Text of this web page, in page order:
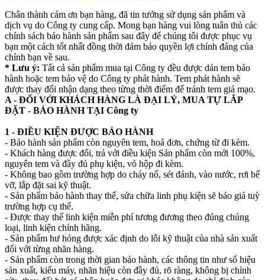
Chân thành cám ơn bạn hàng, đã tin tưởng sử dụng sản phẩm và
dịch vụ do Công ty cung cấp. Mong bạn hàng vui lòng tuân thủ các
chính sách bảo hành sản phẩm sau đây để chúng tôi được phục vụ
bạn một cách tốt nhất đồng thời đảm bảo quyền lợi chính đáng của
chính bạn về sau.
* Lưu ý: Tất cả sản phẩm mua tại Công ty đều được dán tem bảo
hành hoặc tem bảo vệ do Công ty phát hành. Tem phát hành sẽ
được thay đổi nhận dạng theo từng thời điểm để tránh tem giả mạo.
A - ĐỐI VỚI KHÁCH HÀNG LÀ ĐẠI LÝ, MUA TỰ LẮP
ĐẶT - BẢO HÀNH TẠI Công ty
1 - ĐIỀU KIỆN ĐƯỢC BẢO HÀNH
- Bảo hành sản phẩm còn nguyên tem, hoá đơn, chứng từ đi kèm.
- Khách hàng được đổi, trả với điều kiện Sản phẩm còn mới 100%,
nguyên tem và đầy đủ phụ kiện, vỏ hộp đi kèm.
- Không bao gồm trường hợp do cháy nổ, sét đánh, vào nước, rơi bể
vỡ, lắp đặt sai kỹ thuật.
- Sản phẩm bảo hành thay thế, sửa chữa linh phụ kiện sẽ báo giá tuỳ
trường hợp cụ thể.
- Được thay thế linh kiện miễn phí tương đương theo đúng chủng
loại, linh kiện chính hãng.
- Sản phẩm hư hỏng được xác định do lỗi kỹ thuật của nhà sản xuất
đối với từng nhãn hàng.
- Sản phẩm còn trong thời gian bảo hành, các thông tin như số hiệu
sản xuất, kiểu máy, nhãn hiệu còn đầy đủ, rõ ràng, không bị chỉnh